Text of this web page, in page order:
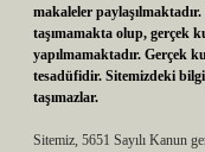
makaleler
taşımamakta olup, gerçek
yapılmamaktadır. Gerçek
tesadüfidir. Sitemizdeki
taşımazlar.
Sitemiz, 5651 Sayılı Kanun